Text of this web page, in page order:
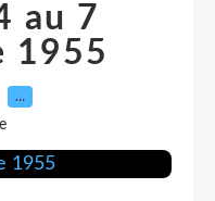
au 7
1955
…